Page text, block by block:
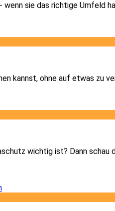
sie das richtige Umfeld
kannst, ohne auf etwas zu
wichtig ist? Dann schau